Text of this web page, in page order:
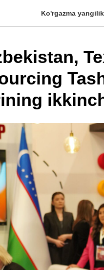
Ko'rgazma